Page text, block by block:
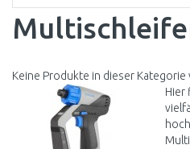
Keine Produkte in dieser Kategorie
Hier